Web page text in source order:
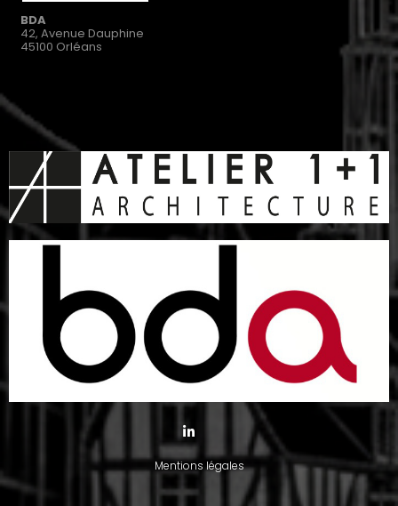
BDA
42, Avenue Dauphine
45100 Orléans
Mentions légales